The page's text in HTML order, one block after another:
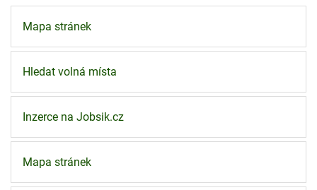
Mapa stránek
Hledat volná místa
Inzerce na Jobsik.cz
Mapa stránek